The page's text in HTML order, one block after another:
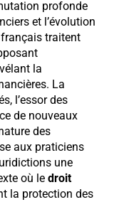
profonde
et l’évolution
traitent
la
La
l’essor des
de nouveaux
des
aux praticiens
une
où le droit
la protection des